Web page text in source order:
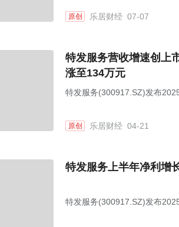
原创 乐居财经 07-07
特发服务营收增速创上
涨至134万元
特发服务(300917.SZ)发布
原创 乐居财经 04-21
特发服务上半年净利增
特发服务(300917.SZ)发布